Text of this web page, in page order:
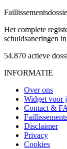
Faillissements
Het complete
schuldsaneringen
54.870 actieve
INFORMATIE
Over ons
Widget voor
Contact &
Disclaimer
Privacy
Cookies